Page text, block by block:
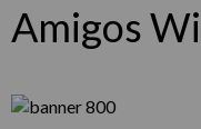
Amigos